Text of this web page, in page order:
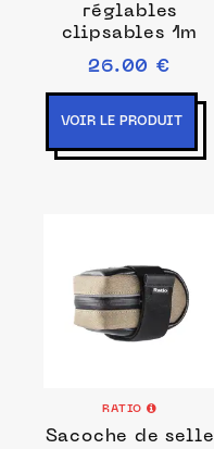
réglables
clipsables 1m
26.00 €
VOIR LE PRODUIT
RATIO
Sacoche de selle